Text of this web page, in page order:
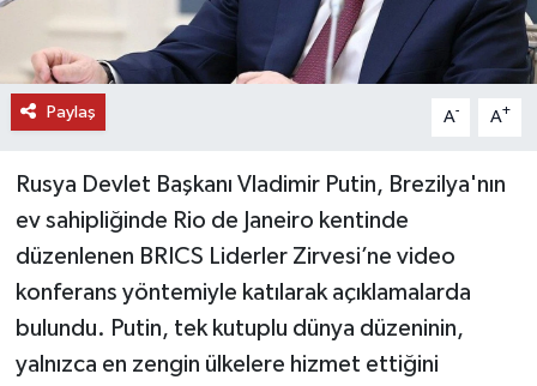
Paylaş A- A+
Rusya Devlet Başkanı Vladimir Putin, Brezilya'nın
ev sahipliğinde Rio de Janeiro kentinde
düzenlenen BRICS Liderler Zirvesi’ne video
konferans yöntemiyle katılarak açıklamalarda
bulundu. Putin, tek kutuplu dünya düzeninin,
yalnızca en zengin ülkelere hizmet ettiğini
RÖPORTAJ
VİDEO HABERLER
YAZARLAR
RESMİ İLAN
MAGAZİN